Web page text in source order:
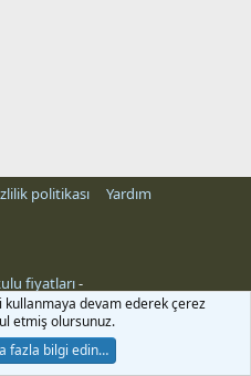
politikası
Yardım
fiyatları-
kullanmaya devam ederek çerez
etmiş olursunuz.
fazla bilgi edin…